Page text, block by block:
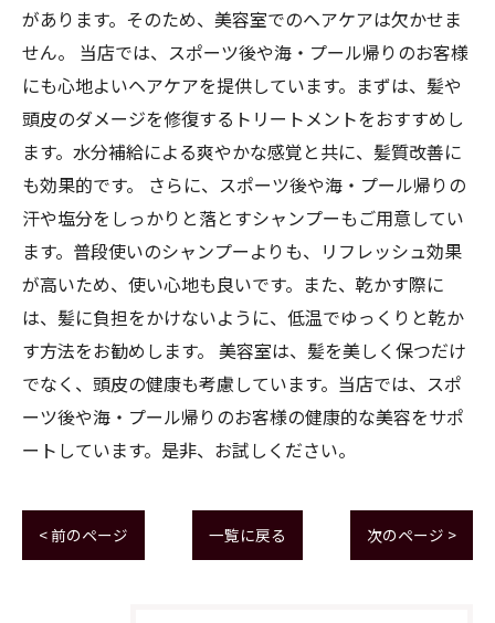
があります。そのため、美容室でのヘアケアは欠かせま
せん。 当店では、スポーツ後や海・プール帰りのお客様
にも心地よいヘアケアを提供しています。まずは、髪や
頭皮のダメージを修復するトリートメントをおすすめし
ます。水分補給による爽やかな感覚と共に、髪質改善に
も効果的です。 さらに、スポーツ後や海・プール帰りの
汗や塩分をしっかりと落とすシャンプーもご用意してい
ます。普段使いのシャンプーよりも、リフレッシュ効果
が高いため、使い心地も良いです。また、乾かす際に
は、髪に負担をかけないように、低温でゆっくりと乾か
す方法をお勧めします。 美容室は、髪を美しく保つだけ
でなく、頭皮の健康も考慮しています。当店では、スポ
ーツ後や海・プール帰りのお客様の健康的な美容をサポ
ートしています。是非、お試しください。
< 前のページ 一覧に戻る 次のページ >